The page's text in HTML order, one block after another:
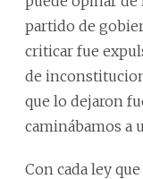
partido de
criticar fue
de
que lo dejaron
caminábamos a
Con cada ley